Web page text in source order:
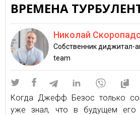
ВРЕМЕНА
Николай
Собственник диджитал-
team
Когда Джефф Безос только
уже знал, что в будущем его